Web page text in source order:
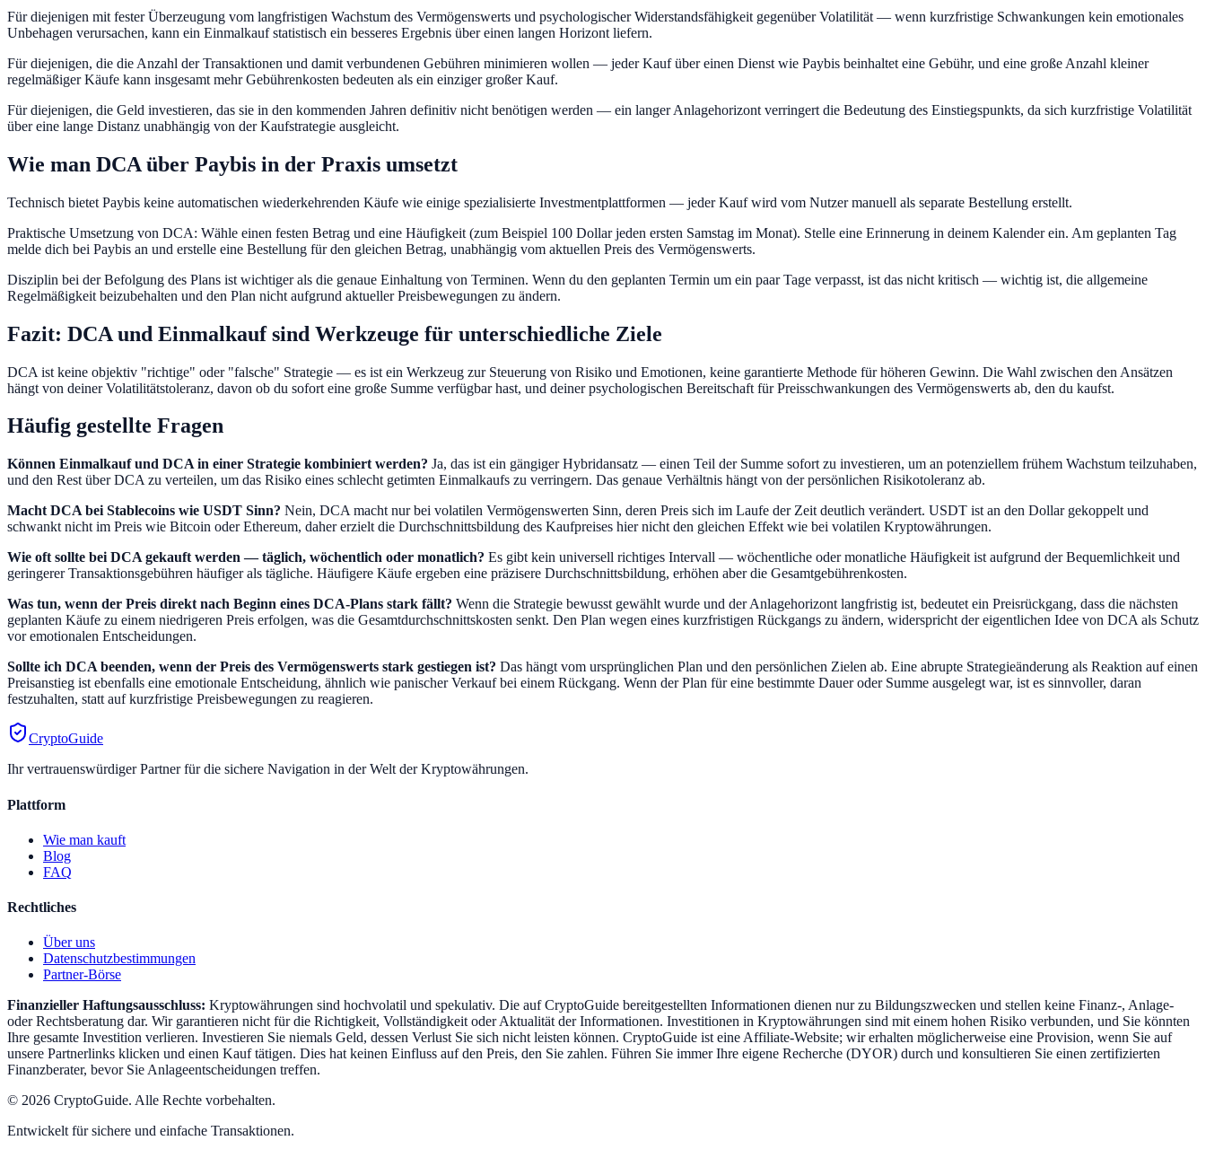
Für diejenigen mit fester Überzeugung vom langfristigen Wachstum des Vermögenswerts und psychologischer Widerstandsfähigkeit gegenüber Volatilität — wenn kurzfristige Schwankungen kein emotionales
Unbehagen verursachen, kann ein Einmalkauf statistisch ein besseres Ergebnis über einen langen Horizont liefern.
Für diejenigen, die die Anzahl der Transaktionen und damit verbundenen Gebühren minimieren wollen — jeder Kauf über einen Dienst wie Paybis beinhaltet eine Gebühr, und eine große Anzahl kleiner
regelmäßiger Käufe kann insgesamt mehr Gebührenkosten bedeuten als ein einziger großer Kauf.
Für diejenigen, die Geld investieren, das sie in den kommenden Jahren definitiv nicht benötigen werden — ein langer Anlagehorizont verringert die Bedeutung des Einstiegspunkts, da sich kurzfristige Volatilität
über eine lange Distanz unabhängig von der Kaufstrategie ausgleicht.
Wie man DCA über Paybis in der Praxis umsetzt
Technisch bietet Paybis keine automatischen wiederkehrenden Käufe wie einige spezialisierte Investmentplattformen — jeder Kauf wird vom Nutzer manuell als separate Bestellung erstellt.
Praktische Umsetzung von DCA: Wähle einen festen Betrag und eine Häufigkeit (zum Beispiel 100 Dollar jeden ersten Samstag im Monat). Stelle eine Erinnerung in deinem Kalender ein. Am geplanten Tag
melde dich bei Paybis an und erstelle eine Bestellung für den gleichen Betrag, unabhängig vom aktuellen Preis des Vermögenswerts.
Disziplin bei der Befolgung des Plans ist wichtiger als die genaue Einhaltung von Terminen. Wenn du den geplanten Termin um ein paar Tage verpasst, ist das nicht kritisch — wichtig ist, die allgemeine
Regelmäßigkeit beizubehalten und den Plan nicht aufgrund aktueller Preisbewegungen zu ändern.
Fazit: DCA und Einmalkauf sind Werkzeuge für unterschiedliche Ziele
DCA ist keine objektiv "richtige" oder "falsche" Strategie — es ist ein Werkzeug zur Steuerung von Risiko und Emotionen, keine garantierte Methode für höheren Gewinn. Die Wahl zwischen den Ansätzen
hängt von deiner Volatilitätstoleranz, davon ob du sofort eine große Summe verfügbar hast, und deiner psychologischen Bereitschaft für Preisschwankungen des Vermögenswerts ab, den du kaufst.
Häufig gestellte Fragen
Können Einmalkauf und DCA in einer Strategie kombiniert werden? Ja, das ist ein gängiger Hybridansatz — einen Teil der Summe sofort zu investieren, um an potenziellem frühem Wachstum teilzuhaben,
und den Rest über DCA zu verteilen, um das Risiko eines schlecht getimten Einmalkaufs zu verringern. Das genaue Verhältnis hängt von der persönlichen Risikotoleranz ab.
Macht DCA bei Stablecoins wie USDT Sinn? Nein, DCA macht nur bei volatilen Vermögenswerten Sinn, deren Preis sich im Laufe der Zeit deutlich verändert. USDT ist an den Dollar gekoppelt und
schwankt nicht im Preis wie Bitcoin oder Ethereum, daher erzielt die Durchschnittsbildung des Kaufpreises hier nicht den gleichen Effekt wie bei volatilen Kryptowährungen.
Wie oft sollte bei DCA gekauft werden — täglich, wöchentlich oder monatlich? Es gibt kein universell richtiges Intervall — wöchentliche oder monatliche Häufigkeit ist aufgrund der Bequemlichkeit und
geringerer Transaktionsgebühren häufiger als tägliche. Häufigere Käufe ergeben eine präzisere Durchschnittsbildung, erhöhen aber die Gesamtgebührenkosten.
Was tun, wenn der Preis direkt nach Beginn eines DCA-Plans stark fällt? Wenn die Strategie bewusst gewählt wurde und der Anlagehorizont langfristig ist, bedeutet ein Preisrückgang, dass die nächsten
geplanten Käufe zu einem niedrigeren Preis erfolgen, was die Gesamtdurchschnittskosten senkt. Den Plan wegen eines kurzfristigen Rückgangs zu ändern, widerspricht der eigentlichen Idee von DCA als Schutz
vor emotionalen Entscheidungen.
Sollte ich DCA beenden, wenn der Preis des Vermögenswerts stark gestiegen ist? Das hängt vom ursprünglichen Plan und den persönlichen Zielen ab. Eine abrupte Strategieänderung als Reaktion auf einen
Preisanstieg ist ebenfalls eine emotionale Entscheidung, ähnlich wie panischer Verkauf bei einem Rückgang. Wenn der Plan für eine bestimmte Dauer oder Summe ausgelegt war, ist es sinnvoller, daran
festzuhalten, statt auf kurzfristige Preisbewegungen zu reagieren.
CryptoGuide
Ihr vertrauenswürdiger Partner für die sichere Navigation in der Welt der Kryptowährungen.
Plattform
Wie man kauft
Blog
FAQ
Rechtliches
Über uns
Datenschutzbestimmungen
Partner-Börse
Finanzieller Haftungsausschluss: Kryptowährungen sind hochvolatil und spekulativ. Die auf CryptoGuide bereitgestellten Informationen dienen nur zu Bildungszwecken und stellen keine Finanz-, Anlage-
oder Rechtsberatung dar. Wir garantieren nicht für die Richtigkeit, Vollständigkeit oder Aktualität der Informationen. Investitionen in Kryptowährungen sind mit einem hohen Risiko verbunden, und Sie könnten
Ihre gesamte Investition verlieren. Investieren Sie niemals Geld, dessen Verlust Sie sich nicht leisten können. CryptoGuide ist eine Affiliate-Website; wir erhalten möglicherweise eine Provision, wenn Sie auf
unsere Partnerlinks klicken und einen Kauf tätigen. Dies hat keinen Einfluss auf den Preis, den Sie zahlen. Führen Sie immer Ihre eigene Recherche (DYOR) durch und konsultieren Sie einen zertifizierten
Finanzberater, bevor Sie Anlageentscheidungen treffen.
© 2026 CryptoGuide. Alle Rechte vorbehalten.
Entwickelt für sichere und einfache Transaktionen.